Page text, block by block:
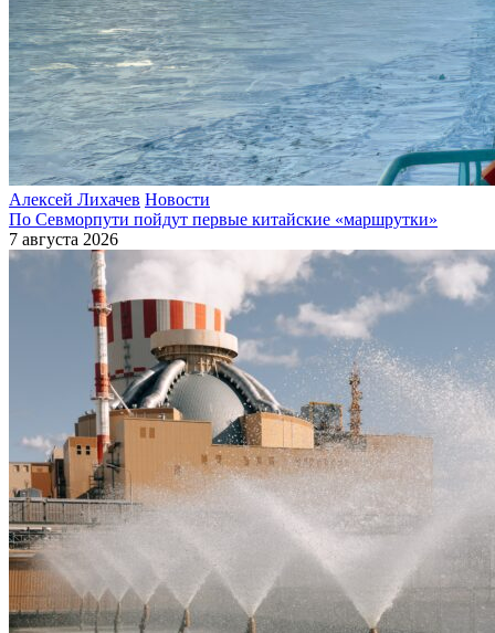
Алексей Лихачев Новости
По Севморпути пойдут первые китайские «маршрутки»
7 августа 2026